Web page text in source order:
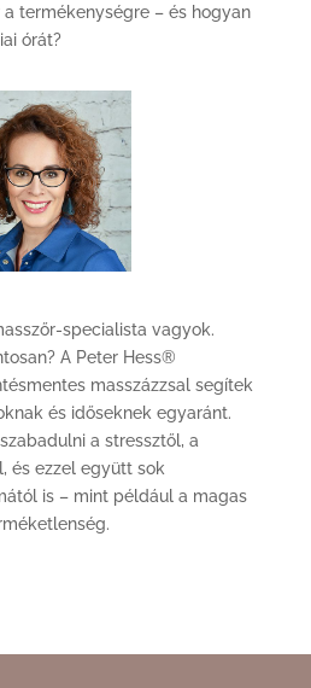
termékenységre – és hogyan
órát?
specialista vagyok.
A Peter Hess®
masszázzsal segítek
és időseknek egyaránt.
a stressztől, a
és ezzel együtt sok
is – mint például a magas